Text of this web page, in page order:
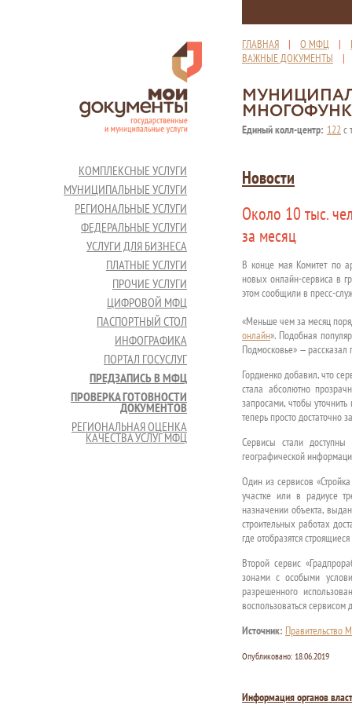
ГЛАВНАЯ | О МФЦ |
ВАЖНЫЕ ДОКУМЕНТЫ
Единый колл-центр: 122с
КОМПЛЕКСНЫЕ УСЛУГИ
МУНИЦИПАЛЬНЫЕ УСЛУГИ
РЕГИОНАЛЬНЫЕ УСЛУГИ
ФЕДЕРАЛЬНЫЕ УСЛУГИ
УСЛУГИ ДЛЯ БИЗНЕСА
ПЛАТНЫЕ УСЛУГИ
ПРОЧИЕ УСЛУГИ
ЦИФРОВОЙ МФЦ
ПАСПОРТНЫЙ СТОЛ
ИНФОГРАФИКА
ПОРТАЛ ГОСУСЛУГ
ПРЕДЗАПИСЬ В МФЦ
ПРОВЕРКА ГОТОВНОСТИ
ДОКУМЕНТОВ
РЕГИОНАЛЬНАЯ ОЦЕНКА
КАЧЕСТВА УСЛУГ МФЦ
Новости
Около 10 тыс.
за месяц
В конце мая Комитет по
новых онлайн-сервиса в
этом сообщили в пресс-
«Меньше чем за месяц
онлайн». Подобная
Подмосковье» —
Гордиенко добавил, что
стала абсолютно
запросами, чтобы
теперь просто
Сервисы стали
географической
Один из сервисов
участке или в радиусе
назначении объекта,
строительных работах
где отобразятся
Второй сервис
зонами с особыми
разрешенного
воспользоваться сервисом
Источник: Правительство
Опубликовано: 18.06.2019
Информация органов